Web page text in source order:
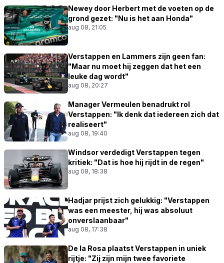
Newey door Herbert met de voeten op de
grond gezet: "Nu is het aan Honda"
aug 08, 21:05
Verstappen en Lammers zijn geen fan:
"Maar nu moet hij zeggen dat het een
leuke dag wordt"
aug 08, 20:27
Manager Vermeulen benadrukt rol
Verstappen: "Ik denk dat iedereen zich dat
realiseert"
aug 08, 19:40
Windsor verdedigt Verstappen tegen
kritiek: "Dat is hoe hij rijdt in de regen"
aug 08, 18:38
Hadjar prijst zich gelukkig: "Verstappen
was een meester, hij was absoluut
onverslaanbaar"
aug 08, 17:38
De la Rosa plaatst Verstappen in uniek
rijtje: "Zij zijn mijn twee favoriete